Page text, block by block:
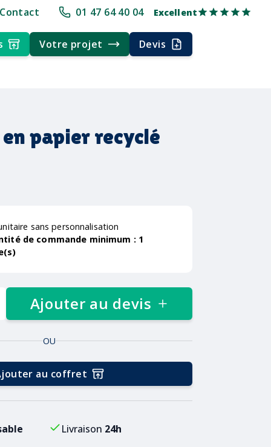
+30 ans d'expérience Délai rapide Délai rapide Livraison
Contact 01 47 64 40 04 Excellent
Votre projet Devis
papier recyclé
sans personnalisation
de commande minimum : 1
Ajouter au devis
OU
au coffret
Livraison 24h